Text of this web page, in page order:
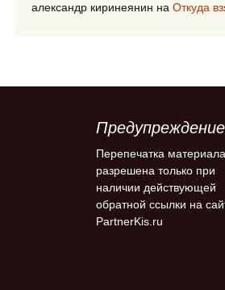
александр киринеянин на Откуда
Предупреждение
Перепечатка материала
разрешена только при
наличии действующей
обратной ссылки на
PartnerKis.ru